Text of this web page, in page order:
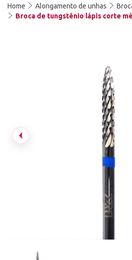
Home Alongamento de unhas
Broca de tungstênio lápis corte